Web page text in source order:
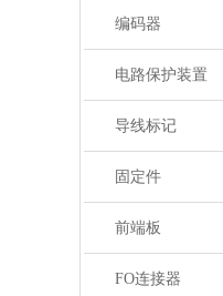
编码器
电路保护装置
导线标记
固定件
前端板
FO连接器